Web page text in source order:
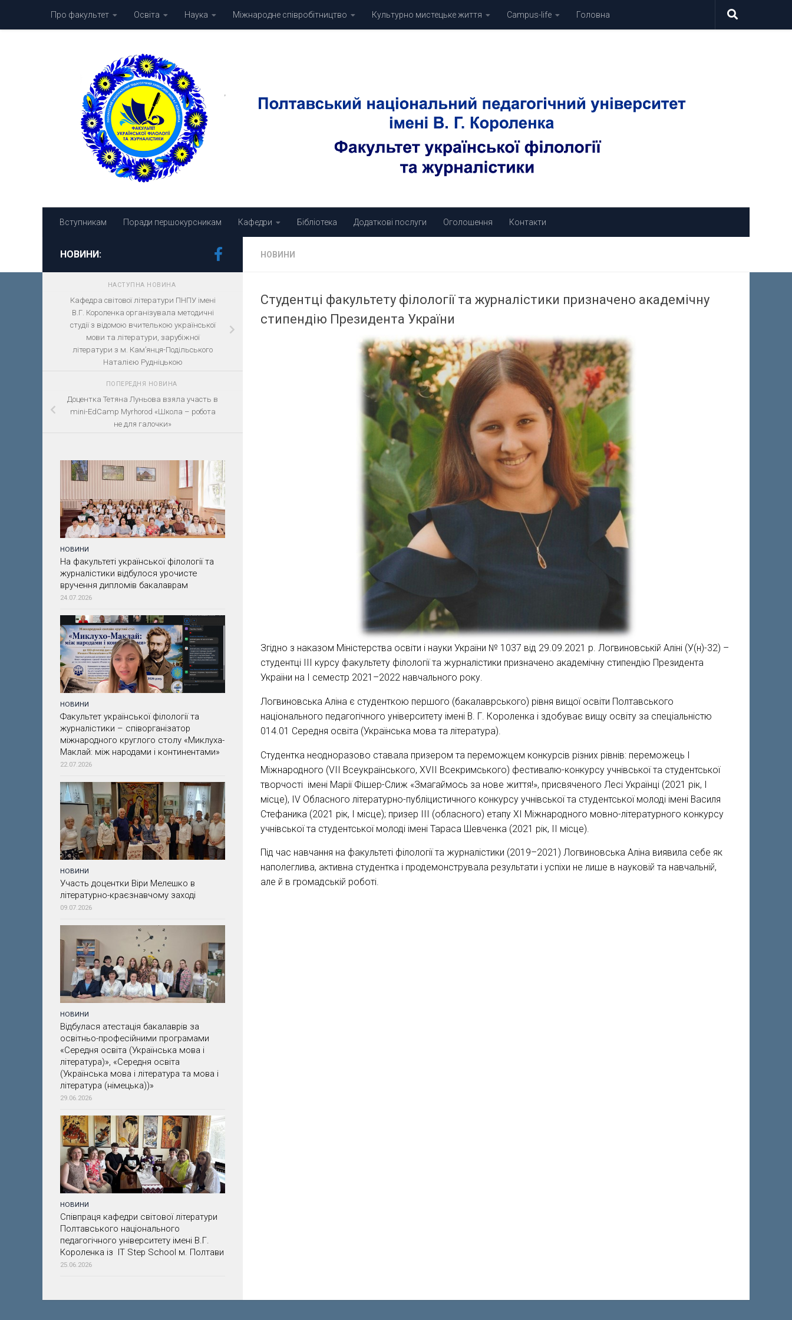
Skip to contentПро факультет Освіта Наука Міжнародне співробітництво Культурно мистецьке життя Campus-life Головна
Вступникам Поради першокурсникам Кафедри Бібліотека Додаткові послуги Оголошення Контакти
НОВИНИ
Студентці факультету філології та журналістики призначено академічну
стипендію Президента України
Згідно з наказом Міністерства освіти і науки України № 1037 від 29.09.2021 р. Логвиновській Аліні (У(н)-32) –
студентці IІІ курсу факультету філології та журналістики призначено академічну стипендію Президента
України на І семестр 2021–2022 навчального року.
Логвиновська Аліна є студенткою першого (бакалаврського) рівня вищої освіти Полтавського
національного педагогічного університету імені В. Г. Короленка і здобуває вищу освіту за спеціальністю
014.01 Середня освіта (Українська мова та література).
Студентка неодноразово ставала призером та переможцем конкурсів різних рівнів: переможець І
Міжнародного (VII Всеукраїнського, XVII Всекримського) фестивалю-конкурсу учнівської та студентської
творчості імені Марії Фішер-Слиж «Змагаймось за нове життя!», присвяченого Лесі Українці (2021 рік, І
місце), ІV Обласного літературно-публіцистичного конкурсу учнівської та студентської молоді імені Василя
Стефаника (2021 рік, І місце); призер ІІІ (обласного) етапу ХІ Міжнародного мовно-літературного конкурсу
учнівської та студентської молоді імені Тараса Шевченка (2021 рік, ІІ місце).
Під час навчання на факультеті філології та журналістики (2019–2021) Логвиновська Аліна виявила себе як
наполеглива, активна студентка і продемонструвала результати і успіхи не лише в науковій та навчальній,
але й в громадській роботі.
НОВИНИ:
НАСТУПНА НОВИНА
Кафедра світової літератури ПНПУ імені
В.Г. Короленка організувала методичні
студії з відомою вчителькою української
мови та літератури, зарубіжної
літератури з м. Кам’янця-Подільського
Наталією Рудніцькою
ПОПЕРЕДНЯ НОВИНА
Доцентка Тетяна Луньова взяла участь в
mini-EdCamp Myrhorod «Школа – робота
не для галочки»
НОВИНИ
На факультеті української філології та
журналістики відбулося урочисте
вручення дипломів бакалаврам
24.07.2026
НОВИНИ
Факультет української філології та
журналістики – співорганізатор
міжнародного круглого столу «Миклуха-
Маклай: між народами і континентами»
22.07.2026
НОВИНИ
Участь доцентки Віри Мелешко в
літературно-краєзнавчому заході
09.07.2026
НОВИНИ
Відбулася атестація бакалаврів за
освітньо-професійними програмами
«Середня освіта (Українська мова і
література)», «Середня освіта
(Українська мова і література та мова і
література (німецька))»
29.06.2026
НОВИНИ
Співпраця кафедри світової літератури
Полтавського національного
педагогічного університету імені В.Г.
Короленка із IT Step School м. Полтави
25.06.2026